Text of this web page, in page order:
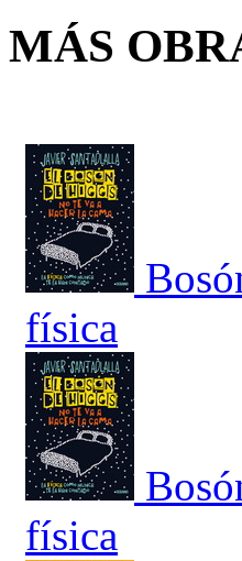
MÁS
física
física